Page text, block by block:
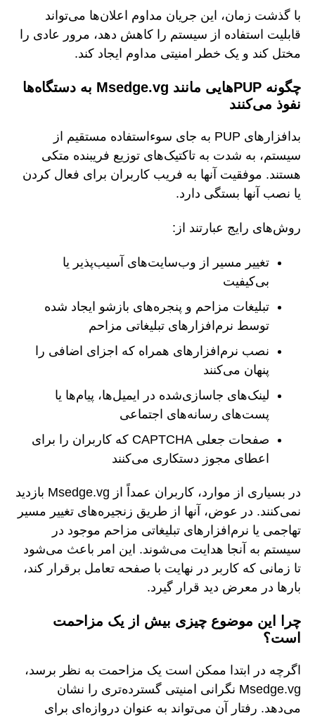
با گذشت زمان، این جریان مداوم اعلان‌ها می‌تواند
قابلیت استفاده از سیستم را کاهش دهد، مرور عادی را
مختل کند و یک خطر امنیتی مداوم ایجاد کند.
چگونه PUPهایی مانند Msedge.vg به دستگاه‌ها
نفوذ می‌کنند
بدافزارهای PUP به جای سوءاستفاده مستقیم از
سیستم، به شدت به تاکتیک‌های توزیع فریبنده متکی
هستند. موفقیت آنها به فریب کاربران برای فعال کردن
یا نصب آنها بستگی دارد.
روش‌های رایج عبارتند از:
تغییر مسیر از وب‌سایت‌های آسیب‌پذیر یا
بی‌کیفیت
تبلیغات مزاحم و پنجره‌های بازشو ایجاد شده
توسط نرم‌افزارهای تبلیغاتی مزاحم
نصب نرم‌افزارهای همراه که اجزای اضافی را
پنهان می‌کنند
لینک‌های جاسازی‌شده در ایمیل‌ها، پیام‌ها یا
پست‌های رسانه‌های اجتماعی
صفحات جعلی CAPTCHA که کاربران را برای
اعطای مجوز دستکاری می‌کنند
در بسیاری از موارد، کاربران عمداً از Msedge.vg بازدید
نمی‌کنند. در عوض، آنها از طریق زنجیره‌های تغییر مسیر
تهاجمی یا نرم‌افزارهای تبلیغاتی مزاحم موجود در
سیستم به آنجا هدایت می‌شوند. این امر باعث می‌شود
تا زمانی که کاربر در نهایت با صفحه تعامل برقرار کند،
بارها در معرض دید قرار گیرد.
چرا این موضوع چیزی بیش از یک مزاحمت
است؟
اگرچه در ابتدا ممکن است یک مزاحمت به نظر برسد،
Msedge.vg نگرانی امنیتی گسترده‌تری را نشان
می‌دهد. رفتار آن می‌تواند به عنوان دروازه‌ای برای